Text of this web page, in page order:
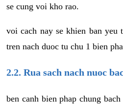
se cung voi kho rao.
voi cach nay se khien ban
tren nach duoc tu chu 1 bien
2.2. Rua sach nach nuoc
ben canh bien phap chung